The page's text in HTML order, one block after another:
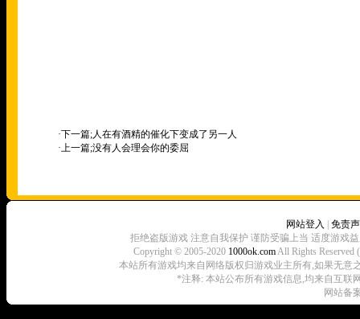
·下一篇;人在有酒精的催化下变成了另一人
·上一篇;没有人会理会你的委屈
网站登入
免责
拒绝盗版游戏 注意自我保护 谨防受骗上当 适度游戏
Copyright © 2005-2020 1000ok.comAll Rights
本站所有游戏均来自网络版权归游戏业主所有,如果无意
*注释: 本站公布所有游戏信息,均来自互联
网站备